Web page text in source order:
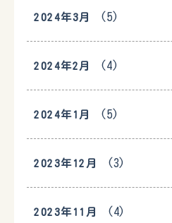
2024年3月 (5)
2024年2月 (4)
2024年1月 (5)
2023年12月 (3)
2023年11月 (4)